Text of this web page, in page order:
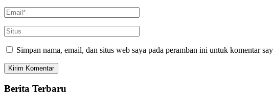
Simpan nama, email, dan situs web saya pada peramban ini untuk komentar
Berita Terbaru